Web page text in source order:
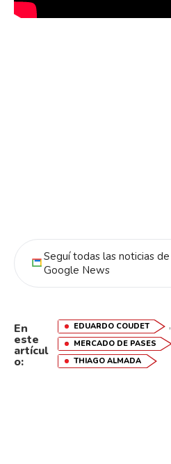
Seguí todas las noticias de
Google News
En
este
artícul
o:
EDUARDO COUDET ,
MERCADO DE PASES
THIAGO ALMADA